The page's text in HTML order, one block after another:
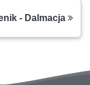
- Dalmacja